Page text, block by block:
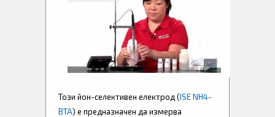
Този йон-селективен електрод (ISENH4-
BTA) е предназначен да измерва